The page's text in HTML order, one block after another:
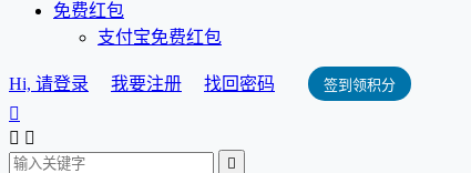
免费红包
支付宝免费红包
Hi, 请登录 我要注册 找回密码 签到领积分

 
